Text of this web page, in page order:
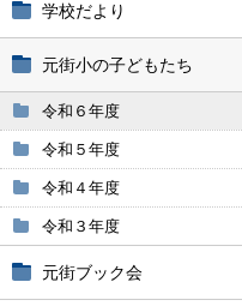
学校だより
元街小の子どもたち
令和６年度
令和５年度
令和４年度
令和３年度
元街ブック会